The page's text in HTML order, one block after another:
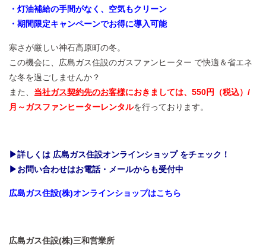
・灯油補給の手間がなく、空気もクリーン
・期間限定キャンペーンでお得に導入可能
寒さが厳しい神石高原町の冬。
この機会に、広島ガス住設のガスファンヒーター で快適＆省エネ
な冬を過ごしませんか？
また、 当社ガス契約先のお客様におきましては、550円（税込）/
月～ガスファンヒーターレンタルを行っております。
▶詳しくは 広島ガス住設オンラインショップ をチェック！
▶お問い合わせはお電話・メールからも受付中
広島ガス住設(株)オンラインショップはこちら
広島ガス住設(株)三和営業所